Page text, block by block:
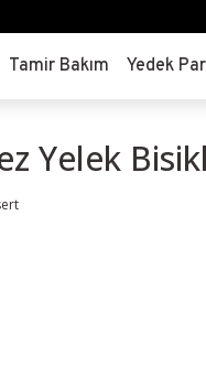
Tamir Bakım Yedek
Yelek